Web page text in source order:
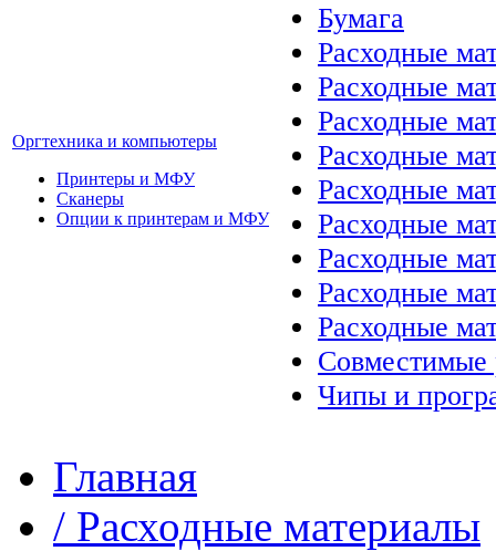
Оргтехника и компьютеры
Принтеры и МФУ
Сканеры
Опции к принтерам и МФУ
Бумага
Расходные
Расходные
Расходные
Расходные
Расходные
Расходные
Расходные
Расходные
Расходные
Совместимые
Чипы и
Главная
/ Расходные материалы